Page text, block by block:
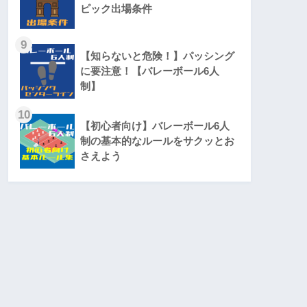
ピック出場条件
9
【知らないと危険！】パッシング
に要注意！【バレーボール6人
制】
10
【初心者向け】バレーボール6人
制の基本的なルールをサクッとお
さえよう